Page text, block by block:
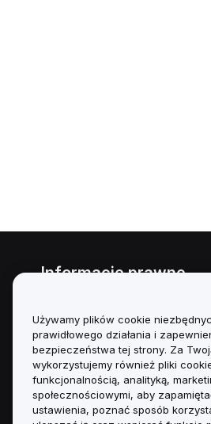
Informacje prawne
interesów
Podsumowanie polityki
powiernictwa i zarządzania
Informacje ESG
Biuletyny informacyjne
Używamy plików cookie
prawidłowego działania i
bezpieczeństwa tej strony. Za
wykorzystujemy również pliki
funkcjonalnością, analityką,
społecznościowymi, aby
ustawienia, poznać sposób